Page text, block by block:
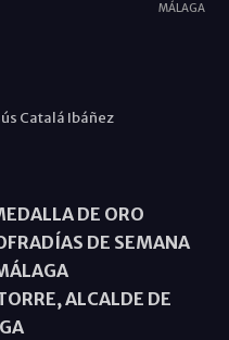
MÁLAGA
Catalá Ibáñez
DE ORO
DE SEMANA
ALCALDE DE